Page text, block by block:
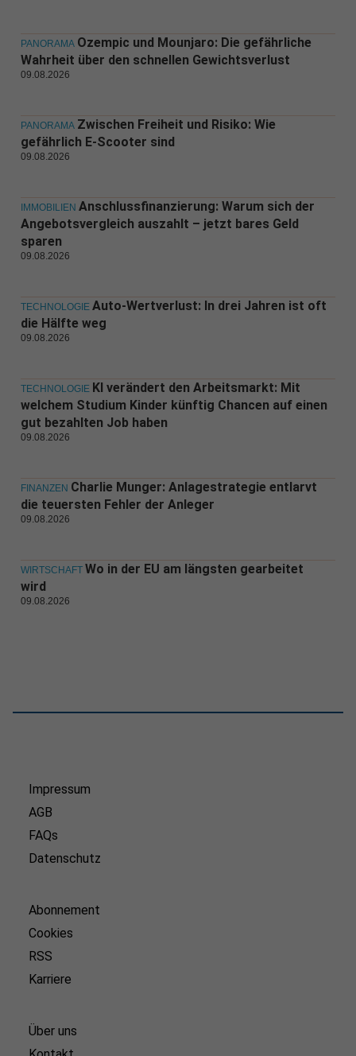
PANORAMA Ozempic und Mounjaro: Die gefährliche
Wahrheit über den schnellen Gewichtsverlust
09.08.2026
PANORAMA Zwischen Freiheit und Risiko: Wie
gefährlich E-Scooter sind
09.08.2026
IMMOBILIEN Anschlussfinanzierung: Warum sich der
Angebotsvergleich auszahlt – jetzt bares Geld
sparen
09.08.2026
TECHNOLOGIE Auto-Wertverlust: In drei Jahren ist oft
die Hälfte weg
09.08.2026
TECHNOLOGIE KI verändert den Arbeitsmarkt: Mit
welchem Studium Kinder künftig Chancen auf einen
gut bezahlten Job haben
09.08.2026
FINANZEN Charlie Munger: Anlagestrategie entlarvt
die teuersten Fehler der Anleger
09.08.2026
WIRTSCHAFT Wo in der EU am längsten gearbeitet
wird
09.08.2026
Impressum
AGB
FAQs
Datenschutz
Abonnement
Cookies
RSS
Karriere
Über uns